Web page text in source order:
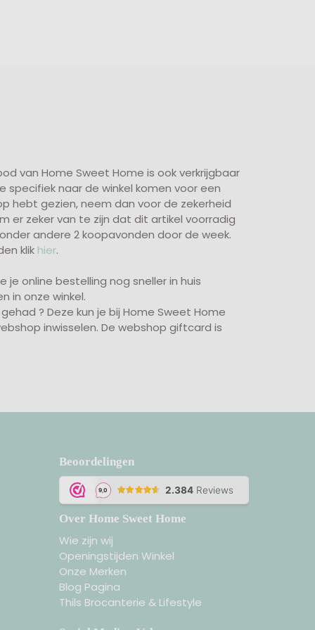
van Home Sweet Home is ook verkrijgbaar
specifiek naar de winkel komen voor een
hebt gezien, neem dan voor de zekerheid
er zeker van te zijn dat dit artikel voorradig
andere 2 koopavonden door de week.
klik hier.
je online bestelling nog sneller in huis
in onze winkel.
? Deze kun je bij Home Sweet Home
inwisselen. De webshop giftcard is
Beoordelingen
Over Home Sweet Home
Wie zijn wij
Openingstijden Winkel
Onze Merken
Blog Pagina
Thils Brocanterie & Lifestyle